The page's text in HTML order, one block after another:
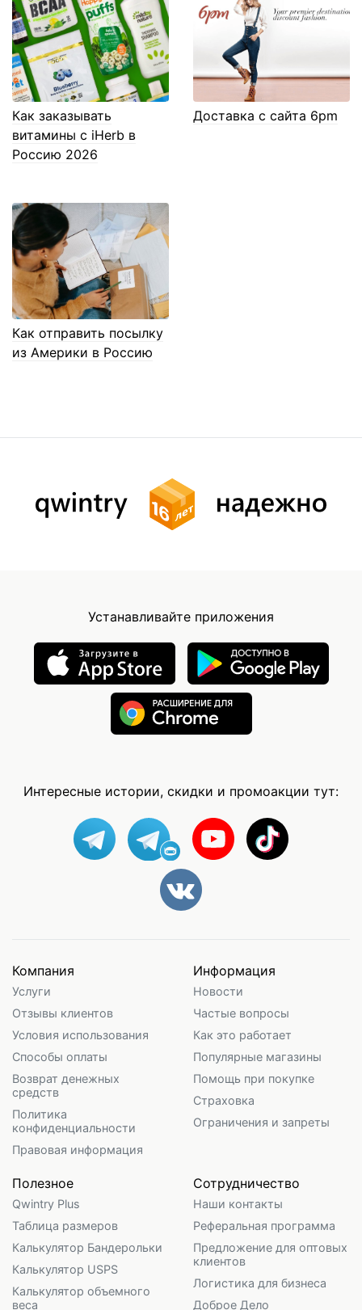
Как заказывать
витамины с iHerb в
Россию 2026
Доставка с сайта 6pm
Как отправить посылку
из Америки в Россию
Устанавливайте приложения
Интересные истории, скидки и промоакции тут:
Компания
Услуги
Отзывы клиентов
Условия использования
Способы оплаты
Возврат денежных
средств
Политика
конфиденциальности
Правовая информация
Информация
Новости
Частые вопросы
Как это работает
Популярные магазины
Помощь при покупке
Страховка
Ограничения и запреты
Полезное
Qwintry Plus
Таблица размеров
Калькулятор Бандерольки
Калькулятор USPS
Калькулятор объемного
веса
Сотрудничество
Наши контакты
Реферальная программа
Предложение для оптовых
клиентов
Логистика для бизнеса
Доброе Дело